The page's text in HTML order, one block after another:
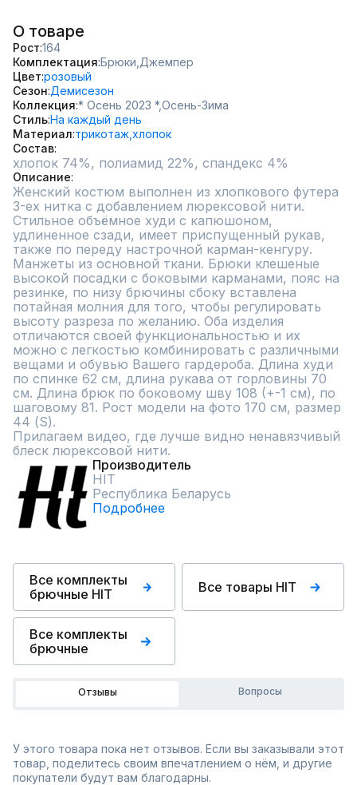
О товаре
Рост 164
Комплектация Брюки, Джемпер
Цвет розовый
Сезон Демисезон
Коллекция * Осень 2023 *,Осень-Зима
СтильНа каждый день
Материал трикотаж, хлопок
Состав
хлопок 74%, полиамид 22%, спандекс 4%
Описание
Женский костюм выполнен из хлопкового футера
3-ех нитка с добавлением люрексовой нити.
Стильное объёмное худи с капюшоном,
удлиненное сзади, имеет приспущенный рукав,
также по переду настрочной карман-кенгуру.
Манжеты из основной ткани. Брюки клешеные
высокой посадки с боковыми карманами, пояс на
резинке, по низу брючины сбоку вставлена
потайная молния для того, чтобы регулировать
высоту разреза по желанию. Оба изделия
отличаются своей функциональностью и их
можно с легкостью комбинировать с различными
вещами и обувью Вашего гардероба. Длина худи
по спинке 62 см, длина рукава от горловины 70
см. Длина брюк по боковому шву 108 (+-1 см), по
шаговому 81. Рост модели на фото 170 см, размер
44 (S).
Прилагаем видео, где лучше видно ненавязчивый
блеск люрексовой нити.
Производитель
HIT
Республика Беларусь
Подробнее
Все комплекты
брючные HIT
Все товары HIT
Все комплекты
брючные
Отзывы Вопросы
У этого товара пока нет отзывов. Если вы заказывали этот
товар, поделитесь своим впечатлением о нём, и другие
покупатели будут вам благодарны.